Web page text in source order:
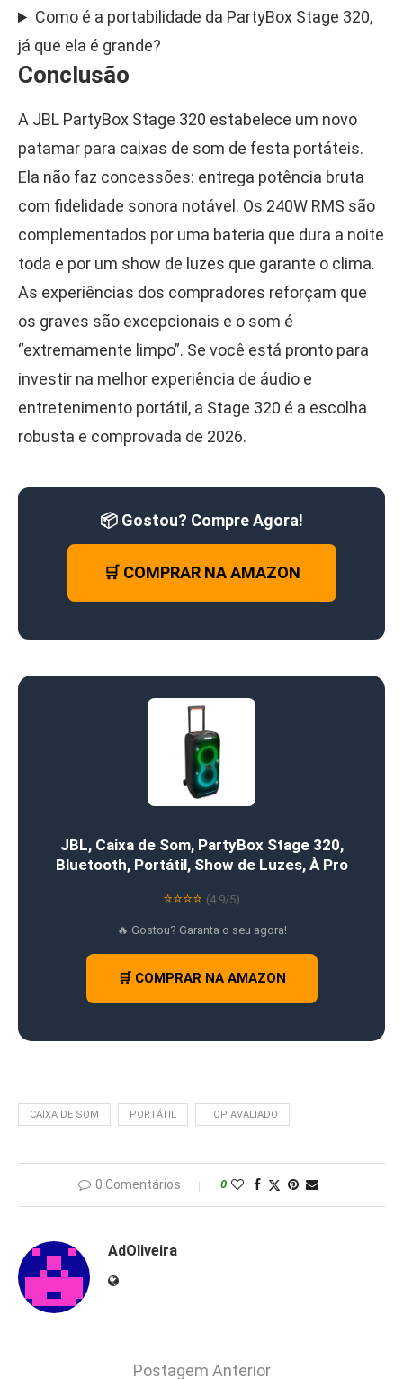
Como é a portabilidade da PartyBox Stage 320,
já que ela é grande?
Conclusão
A JBL PartyBox Stage 320 estabelece um novo
patamar para caixas de som de festa portáteis.
Ela não faz concessões: entrega potência bruta
com fidelidade sonora notável. Os 240W RMS são
complementados por uma bateria que dura a noite
toda e por um show de luzes que garante o clima.
As experiências dos compradores reforçam que
os graves são excepcionais e o som é
“extremamente limpo”. Se você está pronto para
investir na melhor experiência de áudio e
entretenimento portátil, a Stage 320 é a escolha
robusta e comprovada de 2026.
📦 Gostou? Compre Agora!
🛒 COMPRAR NA AMAZON
JBL, Caixa de Som, PartyBox Stage 320,
Bluetooth, Portátil, Show de Luzes, À Pro
⭐⭐⭐⭐ (4.9/5)
🔥 Gostou? Garanta o seu agora!
🛒 COMPRAR NA AMAZON
CAIXA DE SOM PORTÁTIL TOP AVALIADO
0 Comentários 0
AdOliveira
Postagem Anterior